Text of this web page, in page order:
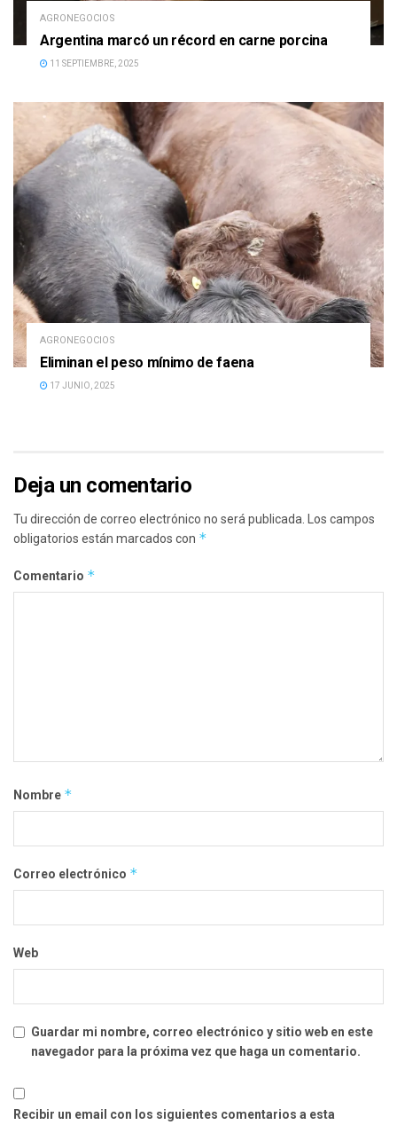
AGRONEGOCIOS
Argentina marcó un récord en carne porcina
11 SEPTIEMBRE, 2025
AGRONEGOCIOS
Eliminan el peso mínimo de faena
17 JUNIO, 2025
Deja un comentario
Tu dirección de correo electrónico no será publicada.
Los campos
obligatorios están marcados con *
Comentario *
Nombre *
Correo electrónico *
Web
Guardar mi nombre, correo electrónico y sitio web en este
navegador para la próxima vez que haga un comentario.
Recibir un email con los siguientes comentarios a esta